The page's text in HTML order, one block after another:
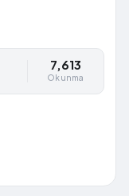
7,613
Okunma